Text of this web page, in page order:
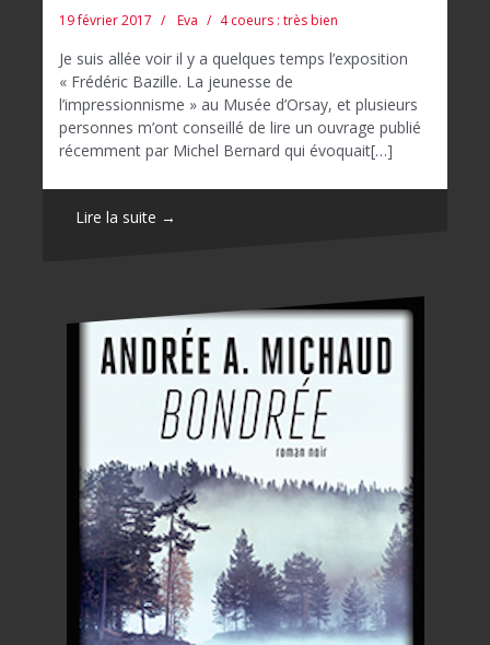
19 février 2017 Eva 4 coeurs : très bien
Je suis allée voir il y a quelques temps l’exposition
« Frédéric Bazille. La jeunesse de
l’impressionnisme » au Musée d’Orsay, et plusieurs
personnes m’ont conseillé de lire un ouvrage publié
récemment par Michel Bernard qui évoquait[…]
Lire la suite →